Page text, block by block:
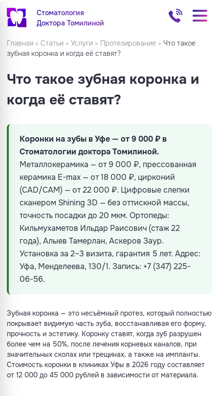
Стоматология
Доктора Томилиной
Главная » Статьи » Услуги » Протезирование » Что такое
зубная коронка и когда её ставят?
Что такое зубная коронка и
когда её ставят?
Коронки на зубы в Уфе — от 9 000 ₽ в
Стоматологии доктора Томилиной.
Металлокерамика — от 9 000 ₽, прессованная
керамика E-max — от 18 000 ₽, цирконий
(CAD/CAM) — от 22 000 ₽. Цифровые слепки
сканером Shining 3D — без оттискной массы,
точность посадки до 20 мкм. Ортопеды:
Кильмухаметов Ильдар Раисович (стаж 22
года), Алыев Тамерлан, Аскеров Заур.
Установка за 2–3 визита, гарантия 5 лет. Адрес:
Уфа, Менделеева, 130/1. Запись: +7 (347) 225-
06-56.
Зубная коронка — это несъёмный протез, который полностью
покрывает видимую часть зуба, восстанавливая его форму,
прочность и эстетику. Коронку ставят, когда зуб разрушен
более чем на 50%, после лечения корневых каналов, при
значительных сколах или трещинах, а также на импланты.
Стоимость коронки в клиниках Уфы в 2026 году составляет
от 12 000 до 45 000 рублей в зависимости от материала.